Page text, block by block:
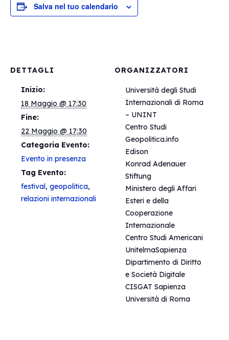
Salva nel tuo calendario
DETTAGLI
Inizio:
18 Maggio @ 17:30
Fine:
22 Maggio @ 17:30
Categoria Evento:
Evento in presenza
Tag Evento:
festival, geopolitica,
relazioni internazionali
ORGANIZZATORI
Università degli Studi
Internazionali di Roma
– UNINT
Centro Studi
Geopolitica.info
Edison
Konrad Adenauer
Stiftung
Ministero degli Affari
Esteri e della
Cooperazione
Internazionale
Centro Studi Americani
UnitelmaSapienza
Dipartimento di Diritto
e Società Digitale
CISGAT Sapienza
Università di Roma